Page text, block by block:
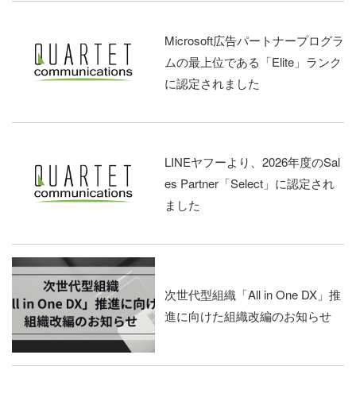
Microsoft広告パートナープログラ
ムの最上位である「Elite」ランク
に認定されました
LINEヤフーより、2026年度のSal
es Partner「Select」に認定され
ました
次世代型組織「All in One DX」推
進に向けた組織改編のお知らせ